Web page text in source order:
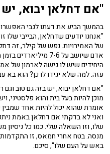
"אם דחלאן יבוא,
בהמשך הביע את דעתו לגבי
"אנחנו יודעים שדחלאן, הבייבי שלו
של האמירויות. נפש של קילר, זה
אדם שיושב על 7-6
היחידים שיש לו גישה לארמון של
עזה. למה שלא יגידו לו כן? הוא בא
"אם דחלאן יבוא, יש בזה גם טוב
מוכן להיות בעל בית והוא פלסטיני,
אומרת שהוא יכול להיות אחד שמבין
ואני לא בדקתי אם דחלאן באמת
שלו, וזו השאלה שלי. כמו כל ניסיון
מנסה. בטח אחרי חמאס, זו
באש על העם שלו", סיכם.